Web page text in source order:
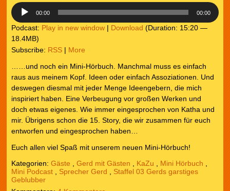
00:00 00:00
Podcast: Play in new window| Download (Duration: 15:20 —
18.4MB)
Subscribe: RSS| More
……und noch ein Mini-Hörbuch. Manchmal muss es einfach
raus aus meinem Kopf. Ideen oder einfach Assoziationen. Und
deswegen diesmal mit jeder Menge Ideengebern, die mich
inspiriert haben. Eine Verbeugung vor großen Werken und
doch etwas eigenes. Wie immer eingesprochen von Katha und
mir. Übrigens schon die 15. Story, die wir zusammen für euch
entworfen und eingesprochen haben…
Euch allen viel Spaß mit unserem neuen Mini-Hörbuch!
Kategorien: Gäste Gerd mit Gästen KaZu Mini Hörbuch
Mini Podcast, Sprecher Gerd
Staffel 03 Gerds garstiges
Geblubber